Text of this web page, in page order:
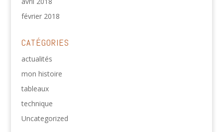
février 2018
CATÉGORIES
actualités
mon histoire
tableaux
technique
Uncategorized